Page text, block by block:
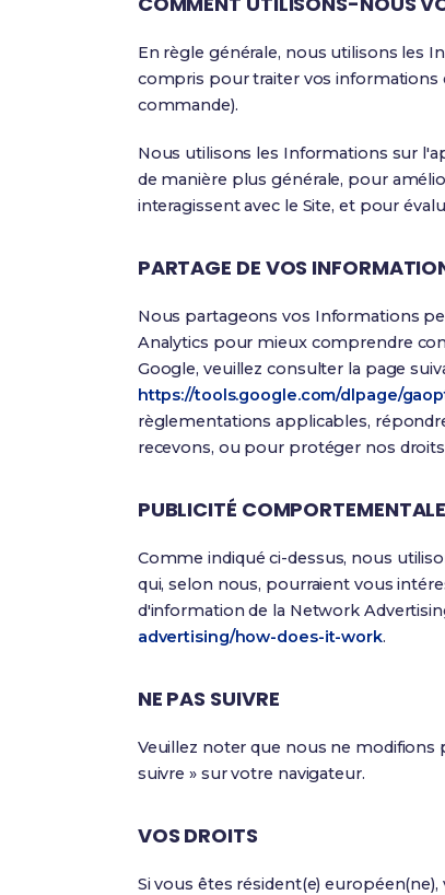
En règle générale, nous utilisons les
compris pour traiter vos informations
commande).
Nous utilisons les Informations sur
de manière plus générale, pour
interagissent avec le Site, et pour
PARTAGE DE VOS
Nous partageons vos Informations
Analytics pour mieux comprendre
Google, veuillez consulter la page
https://tools.google.com/dlpage/
règlementations applicables,
recevons, ou pour protéger nos
PUBLICITÉ COMPORTEMENTALE
Comme indiqué ci-dessus, nous
qui, selon nous, pourraient vous
d'information de la Network
advertising/how-does-it-work.
NE PAS SUIVRE
Veuillez noter que nous ne modifions
suivre » sur votre navigateur.
VOS DROITS
Si vous êtes résident(e)